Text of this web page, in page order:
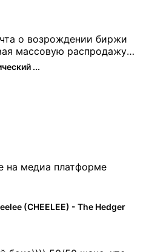
массовую распродажу
FTT. По словам Кайко , 5
...
...
на медиа платформе
(CHEELEE) - The Hedger